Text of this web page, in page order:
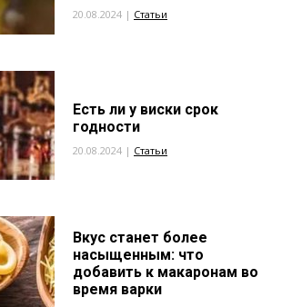
20.08.2024 | Статьи
Есть ли у виски срок
годности
20.08.2024 | Статьи
Вкус станет более
насыщенным: что
добавить к макаронам во
время варки